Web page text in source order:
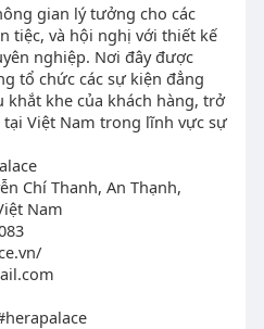
gian lý tưởng cho các
tiệc, và hội nghị với thiết kế
nghiệp. Nơi đây được
tổ chức các sự kiện đẳng
khắt khe của khách hàng, trở
Việt Nam trong lĩnh vực sự
Chí Thanh, An Thạnh,
Nam